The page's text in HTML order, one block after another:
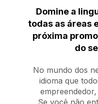
Domine a
todas as áreas
próxima
do
No mundo dos
idioma que